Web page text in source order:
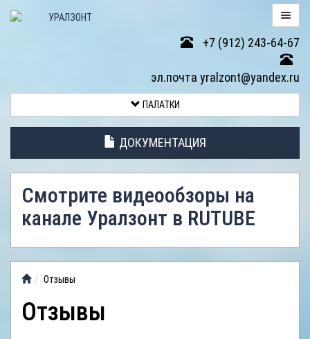
+7 (912) 243-64-67
эл.почта yralzont@yandex.ru
ТОВАРА
ПАЛАТОК
АНТИДОЖДЕВЫЕ
ТЕНТЫ
ВИДЕООБЗОР
ОТЗЫВЫ
ПАЛАТКИ
ДОКУМЕНТАЦИЯ
Смотрите видеообзоры на
канале Уралзонт в RUTUBE
Отзывы
Отзывы